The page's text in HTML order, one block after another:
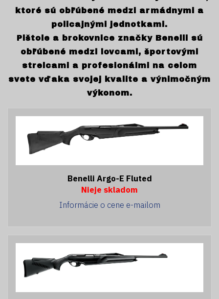
ktoré sú obľúbené medzi armádnymi a
policajnými jednotkami.
Pištole a brokovnice značky Benelli sú
obľúbené medzi lovcami, športovými
strelcami a profesionálmi na celom
svete vďaka svojej kvalite a výnimočným
výkonom.
Benelli Argo-E Fluted
Nieje skladom
Informácie o cene e-mailom